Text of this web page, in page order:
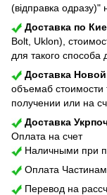
(відправка одразу)"
Доставка по
Bolt, Uklon),
для такого способа
Доставка
объемаб стоимости
получении или на
Доставка
Оплата на счет
Наличными при
Оплата
Перевод на